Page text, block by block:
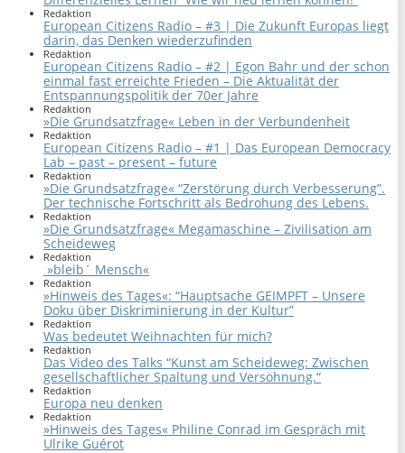
Redaktion
European Citizens Radio – #3 | Die Zukunft Europas liegt
darin, das Denken wiederzufinden
Redaktion
European Citizens Radio – #2 | Egon Bahr und der schon
einmal fast erreichte Frieden – Die Aktualität der
Entspannungspolitik der 70er Jahre
Redaktion
»Die Grundsatzfrage« Leben in der Verbundenheit
Redaktion
European Citizens Radio – #1 | Das European Democracy
Lab – past – present – future
Redaktion
»Die Grundsatzfrage« “Zerstörung durch Verbesserung”.
Der technische Fortschritt als Bedrohung des Lebens.
Redaktion
»Die Grundsatzfrage« Megamaschine – Zivilisation am
Scheideweg
Redaktion
»bleib´ Mensch«
Redaktion
»Hinweis des Tages«: “Hauptsache GEIMPFT – Unsere
Doku über Diskriminierung in der Kultur”
Redaktion
Was bedeutet Weihnachten für mich?
Redaktion
Das Video des Talks “Kunst am Scheideweg: Zwischen
gesellschaftlicher Spaltung und Versöhnung.“
Redaktion
Europa neu denken
Redaktion
»Hinweis des Tages« Philine Conrad im Gespräch mit
Ulrike Guérot